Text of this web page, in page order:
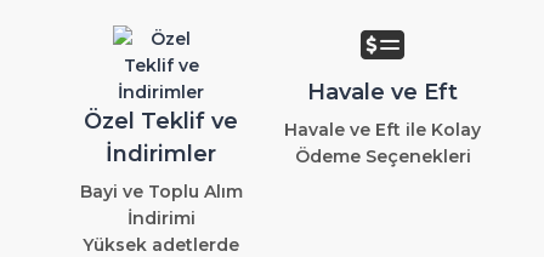
Özel Teklif ve
İndirimler
Bayi ve Toplu Alım
İndirimi
Yüksek adetlerde
Havale ve Eft
Havale ve Eft ile Kolay
Ödeme Seçenekleri